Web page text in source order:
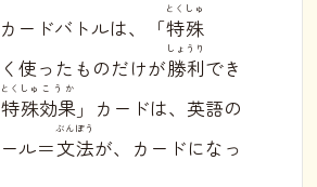
ードバトルは、「特殊
とくしゅ
使ったものだけが勝利
しょうり
でき
特殊
とくしゅ
効果
こうか
」カードは、英語の
ル＝文法
ぶんぽう
が、カードになっ